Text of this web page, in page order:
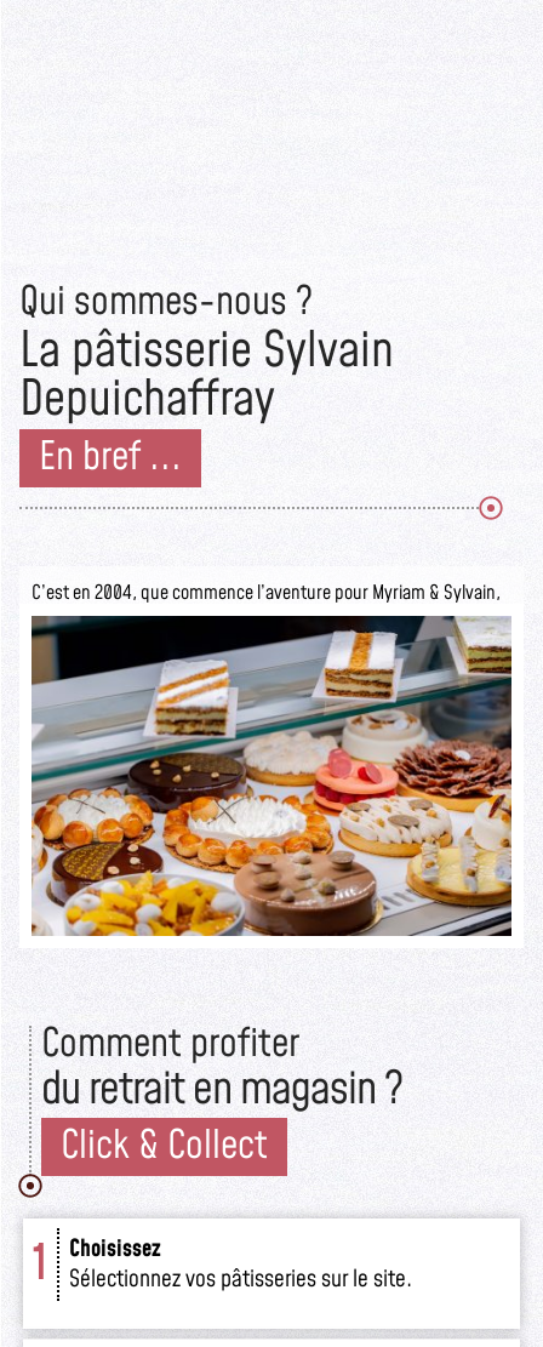
Qui sommes-nous ?
La pâtisserie Sylvain
Depuichaffray
En bref ...
C’est en 2004, que commence l’aventure pour Myriam & Sylvain,
ils ouvrent la pâtisserie Sylvain Depuichaffray dans une boutique
Seuls les initiés savent ce qui se cache derrière cette devanture
rustique.
Lire la suite >>
Comment profiter
du retrait en magasin ?
Click & Collect
1
Choisissez
Sélectionnez vos pâtisseries sur le site.